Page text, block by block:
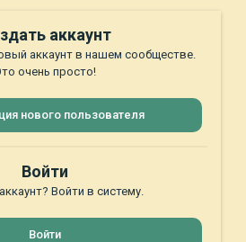
аккаунт
аккаунт в нашем сообществе.
очень просто!
нового пользователя
Войти
Войти в систему.
Войти